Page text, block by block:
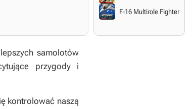
F-16 Multirole Fighter
samolotów
przygody i
kontrolować naszą